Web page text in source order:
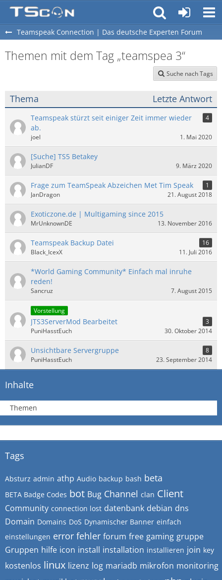
Teamspeak Connection | Das deutsche Experten Forum
Themen mit dem Tag „teamspea 3“
Suche nach Tags
Thema Letzte Antwort
Teamspeak stürzt seit einiger Zeit immer wieder
ab.
4
joel 1. Mai 2020
[Suche] TS5 Betakey
JulianDF 9. März 2020
Frage zum TeamSpeak Abzeichen Met Tim Speak
1
JanDragon
21. August 2018
Exoticzone.de | Multigaming since 2015
MrUnknownDE 13. November 2016
Teamspeak Backup Datei
16
Black_IcexX
11. Juli 2016
*World Gaming Community* Einfach mal inruhe
reden!
Sancruz 7. August 2015
Vorstellung
JTS3ServerMod Bearbeitet
3
PuniHasstEuch
30. Oktober 2014
Unsichtbare Servergruppe
8
PuniHasstEuch
23. September 2014
Inhalte
Themen
Tags
Absturz admin athp Audio backup bash beta
BETA Badge Codes bot Bug Channel clan Client
Community connection lost datenbank debian dns
Domain Domains DoS Dynamischer Banner einfach
einstellungen error fehler forum free gaming gruppe
Gruppen hilfe icon install installation installieren join key
kostenlos linux lizenz log mariadb mikrofon monitoring